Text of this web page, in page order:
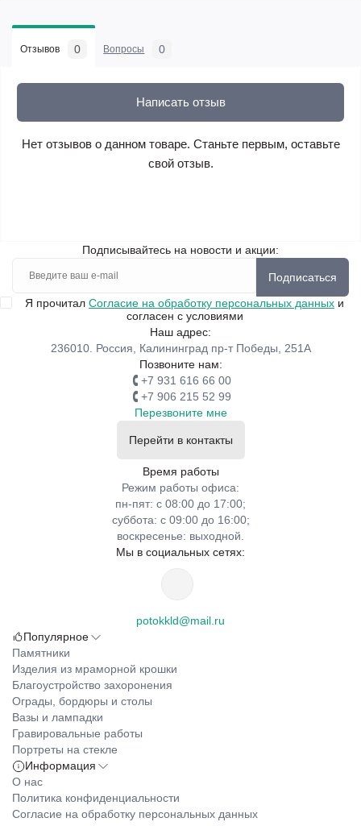
Отзывов 0 Вопросы 0
Написать отзыв
Нет отзывов о данном товаре. Станьте первым, оставьте
свой отзыв.
Подписывайтесь на новости и акции:
Подписаться
Я прочитал Согласие на обработку персональных данных и
согласен с условиями
Наш адрес:
236010. Россия, Калининград пр-т Победы, 251А
Позвоните нам:
+7 931 616 66 00
+7 906 215 52 99
Перезвоните мне
Перейти в контакты
Время работы
Режим работы офиса:
пн-пят: с 08:00 до 17:00;
суббота: с 09:00 до 16:00;
воскресенье: выходной.
Мы в социальных сетях:
potokkld@mail.ru
Популярное
Памятники
Изделия из мраморной крошки
Благоустройство захоронения
Ограды, бордюры и столы
Вазы и лампадки
Гравировальные работы
Портреты на стекле
Информация
О нас
Политика конфиденциальности
Согласие на обработку персональных данных